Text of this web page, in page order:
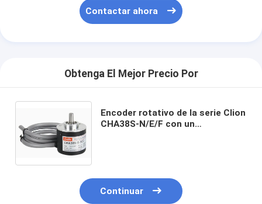
Contactar ahora
Obtenga El Mejor Precio Por
Encoder rotativo de la serie Clion
CHA38S-N/E/F con un
Continuar